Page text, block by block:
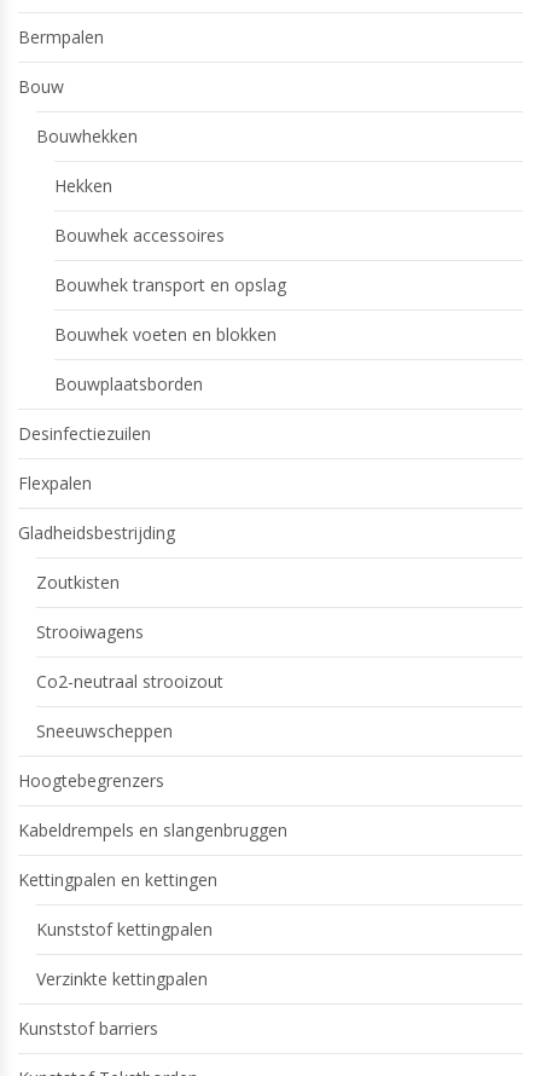
Bermpalen
Bouw
Bouwhekken
Hekken
Bouwhek accessoires
Bouwhek transport en opslag
Bouwhek voeten en blokken
Bouwplaatsborden
Desinfectiezuilen
Flexpalen
Gladheidsbestrijding
Zoutkisten
Strooiwagens
Co2-neutraal strooizout
Sneeuwscheppen
Hoogtebegrenzers
Kabeldrempels en slangenbruggen
Kettingpalen en kettingen
Kunststof kettingpalen
Verzinkte kettingpalen
Kunststof barriers